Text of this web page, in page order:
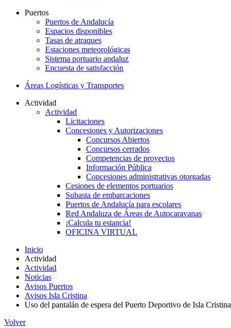
Puertos
Puertos de Andalucía
Espacios disponibles
Tasas de atraques
Estaciones meteorológicas
Sistema portuario andaluz
Encuesta de satisfacción
Áreas Logísticas y Transportes
Actividad
Actividad
Licitaciones
Concesiones y Autorizaciones
Concursos Abiertos
Concursos cerrados
Competencias de proyectos
Información Pública
Concesiones administrativas otorgadas
Cesiones de elementos portuarios
Subasta de embarcaciones
Puertos de Andalucía para escolares
Red Andaluza de Áreas de Autocaravanas
¡Calcula tu estancia!
OFICINA VIRTUAL
Inicio
Actividad
Actividad
Noticias
Avisos Puertos
Avisos Isla Cristina
Uso del pantalán de espera del Puerto Deportivo de Isla Cristina
Volver